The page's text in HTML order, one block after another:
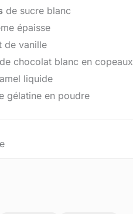
de sucre blanc
épaisse
de vanille
de chocolat blanc en copeaux
liquide
gélatine en poudre